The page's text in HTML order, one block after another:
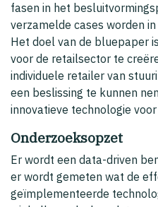
fasen in het
verzamelde cases worden
Het doel van de bluepaper
voor de retailsector te
individuele retailer van
een beslissing te kunnen
innovatieve technologie
Onderzoeksopzet
Er wordt een data-driven
er wordt gemeten wat de
geïmplementeerde